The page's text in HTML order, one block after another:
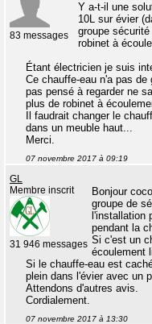
83 messages
Y a-t-il une
10L sur évier
groupe
robinet à
Étant électricien je suis
Ce chauffe-eau n'a pas de
pas pensé à regarder ne
plus de robinet à
Il faudrait changer le
dans un meuble haut...
Merci.
07 novembre 2017 à 09:19
GL
Membre inscrit
31 946 messages
Bonjour
groupe de
l'installation
pendant la
Si c'est un
écoulement
Si le chauffe-eau est
plein dans l'évier avec un
Attendons d'autres avis.
Cordialement.
07 novembre 2017 à 13:30